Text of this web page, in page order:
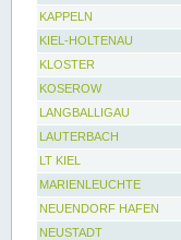
KAPPELN
KIEL-HOLTENAU
KLOSTER
KOSEROW
LANGBALLIGAU
LAUTERBACH
LT KIEL
MARIENLEUCHTE
NEUENDORF HAFEN
NEUSTADT